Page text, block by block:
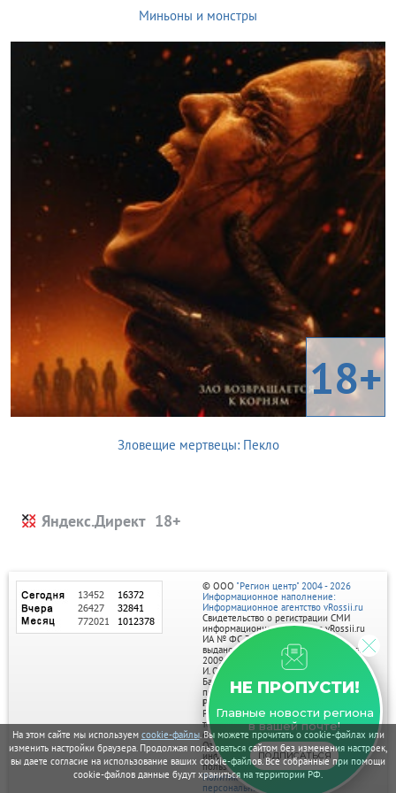
На этом сайте мы используем cookie-файлы. Вы можете прочитать о cookie-файлах или
изменить настройки браузера. Продолжая пользоваться сайтом без изменения настроек,
вы даете согласие на использование ваших cookie-файлов. Все собранные при помощи
cookie-файлов данные будут храниться на территории РФ.
Миньоны и монстры
18+
Зловещие мертвецы: Пекло
Яндекс.Директ
НЕ ПРОПУСТИ!
Главные новости региона
в вашей почте!
ПОДПИСАТЬСЯ
© ООО "Регион центр" 2004 - 2026
Информационное наполнение:
Информационное агентство vRossii.ru
Свидетельство о регистрации СМИ
информационного агентства vRossii.ru
ИА № ФС 77‑35502
выдано РОСКОМНАДЗОРом 04 марта
2009г.
И. О. Главного редактора Нарыков А. Н.
Баннеры на портале размещаются на
правах рекламы.
Реклама на портале:
Рекламное агентство "Умный маркетинг"
тел. 7-910-267-70-40,
email: umnyy.marketing@yandex.ru
Отдельные публикации могут содержать
информацию, не предназначенную для
пользователей до 18 лет.
Политика в отношении обработки
персональных данных